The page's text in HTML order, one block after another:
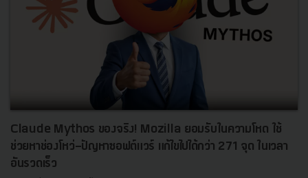
Claude Mythos ของจริง! Mozilla ยอมรับในความโหด ใช้
ช่วยหาช่องโหว่-ปัญหาซอฟต์แวร์ แก้ไขไปได้กว่า 271 จุด ในเวลา
อันรวดเร็ว